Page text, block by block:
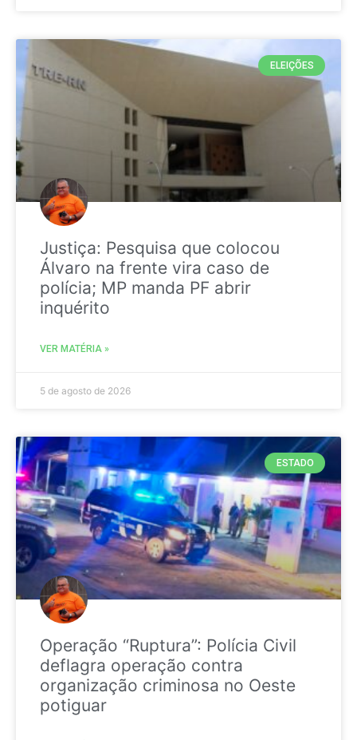
ELEIÇÕES
Justiça: Pesquisa que colocou
Álvaro na frente vira caso de
polícia; MP manda PF abrir
inquérito
VER MATÉRIA »
5 de agosto de 2026
ESTADO
Operação “Ruptura”: Polícia Civil
deflagra operação contra
organização criminosa no Oeste
potiguar